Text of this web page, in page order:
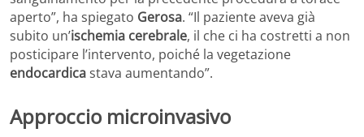
aperto”, ha spiegato Gerosa. “Il paziente aveva già
subito un’ischemia cerebrale, il che ci ha costretti a non
posticipare l’intervento, poiché la vegetazione
endocardicastava aumentando”.
Approccio microinvasivo